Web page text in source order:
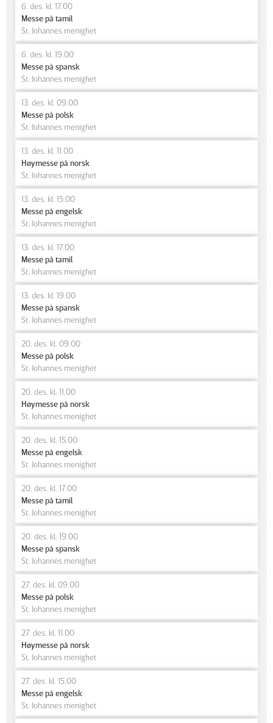
6. des. kl. 17.00
Messe på tamil
St. Johannes menighet
6. des. kl. 19.00
Messe på spansk
St. Johannes menighet
13. des. kl. 09.00
Messe på polsk
St. Johannes menighet
13. des. kl. 11.00
Høymesse på norsk
St. Johannes menighet
13. des. kl. 15.00
Messe på engelsk
St. Johannes menighet
13. des. kl. 17.00
Messe på tamil
St. Johannes menighet
13. des. kl. 19.00
Messe på spansk
St. Johannes menighet
20. des. kl. 09.00
Messe på polsk
St. Johannes menighet
20. des. kl. 11.00
Høymesse på norsk
St. Johannes menighet
20. des. kl. 15.00
Messe på engelsk
St. Johannes menighet
20. des. kl. 17.00
Messe på tamil
St. Johannes menighet
20. des. kl. 19.00
Messe på spansk
St. Johannes menighet
27. des. kl. 09.00
Messe på polsk
St. Johannes menighet
27. des. kl. 11.00
Høymesse på norsk
St. Johannes menighet
27. des. kl. 15.00
Messe på engelsk
St. Johannes menighet